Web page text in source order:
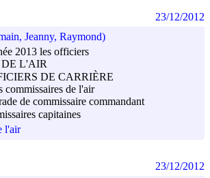
Jeanny, Raymond)
2013 les officiers
L'AIR
DE CARRIÈRE
commissaires de l'air
de commissaire commandant
capitaines
l'air
23/12/2012
23/12/2012